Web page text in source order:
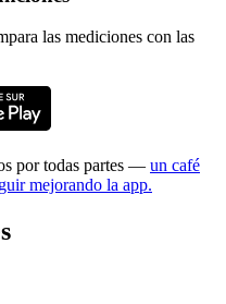
las mediciones con las
por todas partes — un café
mejorando la app.